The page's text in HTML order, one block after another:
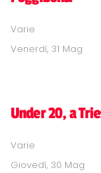
Varie
Venerdì, 31 Mag
Under 20, a
Varie
Giovedì, 30 Mag